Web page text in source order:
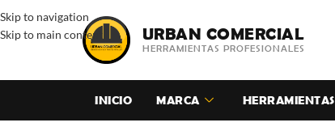
Skip to navigation
Skip to main content
URBAN COMERCIAL
HERRAMIENTAS PROFESIONALES
INICIO MARCA HERRAMIENTAS